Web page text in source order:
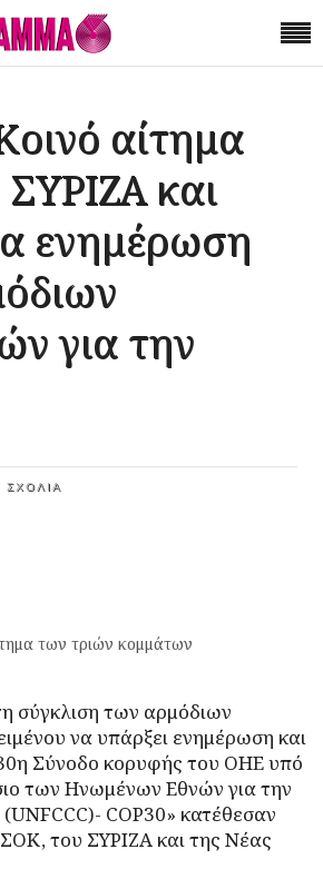
αίτημα
και
ενημέρωση
για την
ΣΧΌΛΙΑ
των τριών κομμάτων
σύγκλιση των αρμόδιων
να υπάρξει ενημέρωση και
Σύνοδο κορυφής του ΟΗΕ υπό
των Ηνωμένων Εθνών για την
COP30» κατέθεσαν
, του ΣΥΡΙΖΑ και τηςΝέας